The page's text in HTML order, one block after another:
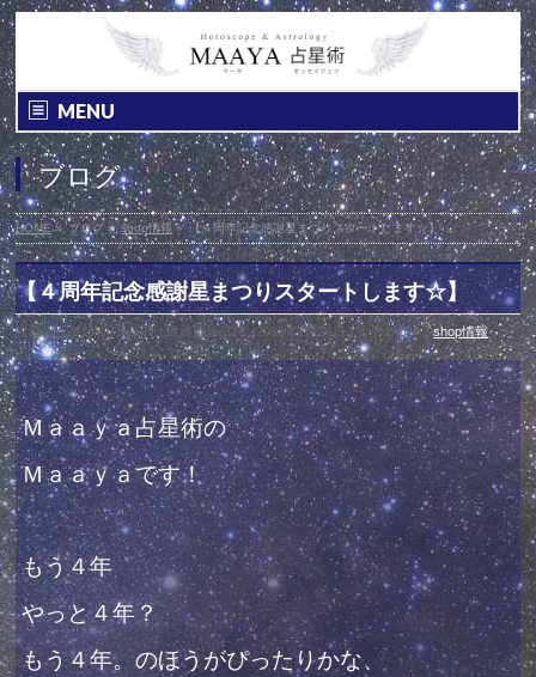
MENU
ブログ
HOME» ブログ » shop情報» 【４周年記念感謝星まつりスタートします☆】
【４周年記念感謝星まつりスタートします☆】
投稿日 : 2016年7月26日 最終更新日時 : 2016年7月26日 カテゴリー :shop情報
Ｍａａｙａ占星術の
Ｍａａｙａです！
もう４年
やっと４年？
もう４年。のほうがぴったりかな、